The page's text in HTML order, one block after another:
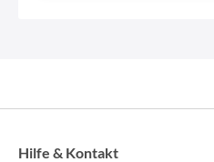
Hilfe & Kontakt